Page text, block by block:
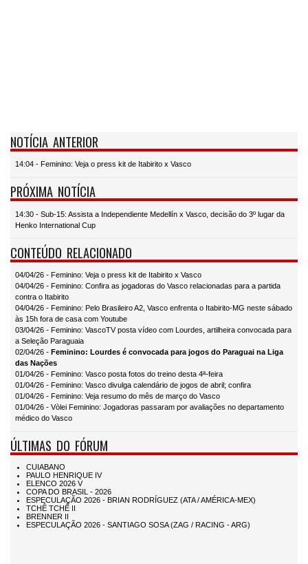
NOTÍCIA ANTERIOR
14:04 - Feminino: Veja o press kit de Itabirito x Vasco
PRÓXIMA NOTÍCIA
14:30 - Sub-15: Assista a Independiente Medellín x Vasco, decisão do 3º lugar da
Henko International Cup
CONTEÚDO RELACIONADO
04/04/26 - Feminino: Veja o press kit de Itabirito x Vasco
04/04/26 - Feminino: Confira as jogadoras do Vasco relacionadas para a partida
contra o Itabirito
04/04/26 - Feminino: Pelo Brasileiro A2, Vasco enfrenta o Itabirito-MG neste sábado
às 15h fora de casa com Youtube
03/04/26 - Feminino: VascoTV posta vídeo com Lourdes, artilheira convocada para
a Seleção Paraguaia
02/04/26 - Feminino: Lourdes é convocada para jogos do Paraguai na Liga
das Nações
01/04/26 - Feminino: Vasco posta fotos do treino desta 4ª-feira
01/04/26 - Feminino: Vasco divulga calendário de jogos de abril; confira
01/04/26 - Feminino: Veja resumo do mês de março do Vasco
01/04/26 - Vòlei Feminino: Jogadoras passaram por avaliações no departamento
médico do Vasco
ÚLTIMAS DO FÓRUM